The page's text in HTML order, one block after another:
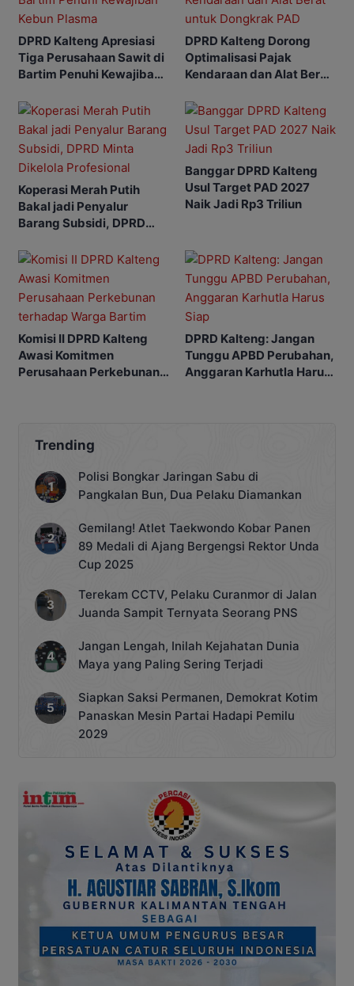
DPRD Kalteng Apresiasi
Tiga Perusahaan Sawit di
Bartim Penuhi Kewajiban
DPRD Kalteng Dorong
Optimalisasi Pajak
Kendaraan dan Alat Berat
Koperasi Merah Putih
Bakal jadi Penyalur
Barang Subsidi, DPRD
Banggar DPRD Kalteng
Usul Target PAD 2027
Naik Jadi Rp3 Triliun
Komisi II DPRD Kalteng
Awasi Komitmen
Perusahaan Perkebunan
DPRD Kalteng: Jangan
Tunggu APBD Perubahan,
Anggaran Karhutla Harus
Trending
Polisi Bongkar Jaringan Sabu di
Pangkalan Bun, Dua Pelaku Diamankan
Gemilang! Atlet Taekwondo Kobar Panen
89 Medali di Ajang Bergengsi Rektor Unda
Cup 2025
Terekam CCTV, Pelaku Curanmor di Jalan
Juanda Sampit Ternyata Seorang PNS
Jangan Lengah, Inilah Kejahatan Dunia
Maya yang Paling Sering Terjadi
Siapkan Saksi Permanen, Demokrat Kotim
Panaskan Mesin Partai Hadapi Pemilu
2029